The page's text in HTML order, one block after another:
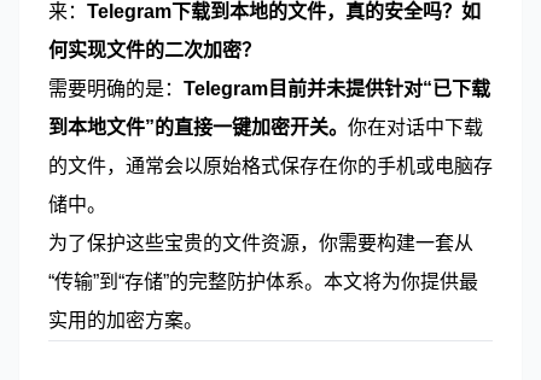
来： Telegram下载到本地的文件，真的安全吗？如
何实现文件的二次加密？
需要明确的是： Telegram目前并未提供针对“已下载
到本地文件”的直接一键加密开关。 你在对话中下载
的文件，通常会以原始格式保存在你的手机或电脑存
储中。
为了保护这些宝贵的文件资源，你需要构建一套从
“传输”到“存储”的完整防护体系。本文将为你提供最
实用的加密方案。